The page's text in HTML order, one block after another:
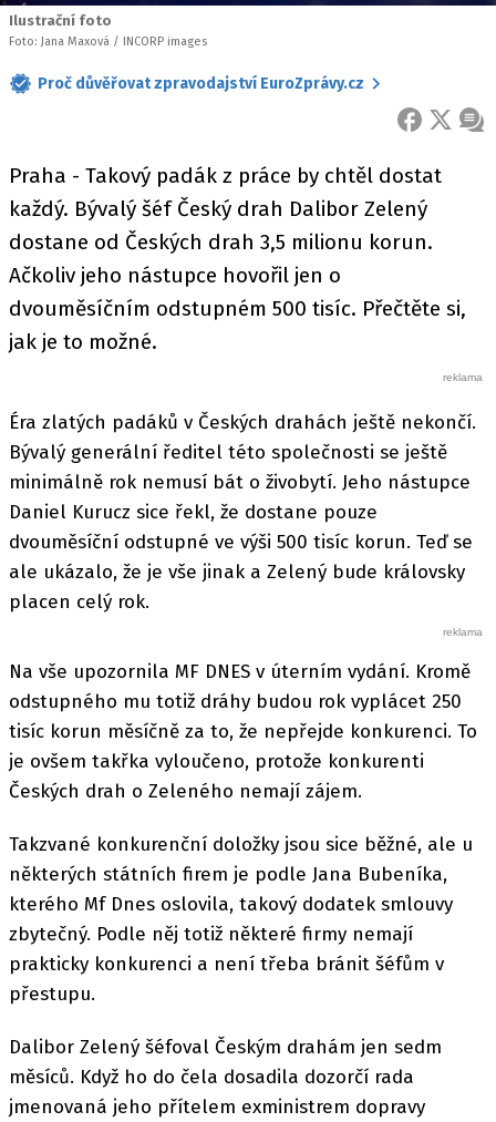
Ilustrační foto
Foto: Jana Maxová / INCORP images
Proč důvěřovat zpravodajství EuroZprávy.cz
FACEBOOK
X
Praha - Takový padák z práce by chtěl dostat
každý. Bývalý šéf Český drah Dalibor Zelený
dostane od Českých drah 3,5 milionu korun.
Ačkoliv jeho nástupce hovořil jen o
dvouměsíčním odstupném 500 tisíc. Přečtěte si,
jak je to možné.
Éra zlatých padáků v Českých drahách ještě nekončí.
Bývalý generální ředitel této společnosti se ještě
minimálně rok nemusí bát o živobytí. Jeho nástupce
Daniel Kurucz sice řekl, že dostane pouze
dvouměsíční odstupné ve výši 500 tisíc korun. Teď se
ale ukázalo, že je vše jinak a Zelený bude královsky
placen celý rok.
Na vše upozornila MF DNES v úterním vydání. Kromě
odstupného mu totiž dráhy budou rok vyplácet 250
tisíc korun měsíčně za to, že nepřejde konkurenci. To
je ovšem takřka vyloučeno, protože konkurenti
Českých drah o Zeleného nemají zájem.
Takzvané konkurenční doložky jsou sice běžné, ale u
některých státních firem je podle Jana Bubeníka,
kterého Mf Dnes oslovila, takový dodatek smlouvy
zbytečný. Podle něj totiž některé firmy nemají
prakticky konkurenci a není třeba bránit šéfům v
přestupu.
Dalibor Zelený šéfoval Českým drahám jen sedm
měsíců. Když ho do čela dosadila dozorčí rada
jmenovaná jeho přítelem exministrem dopravy